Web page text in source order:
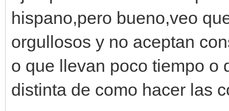
hispano,pero bueno,veo
orgullosos y no aceptan
o que llevan poco tiempo o
distinta de como hacer las